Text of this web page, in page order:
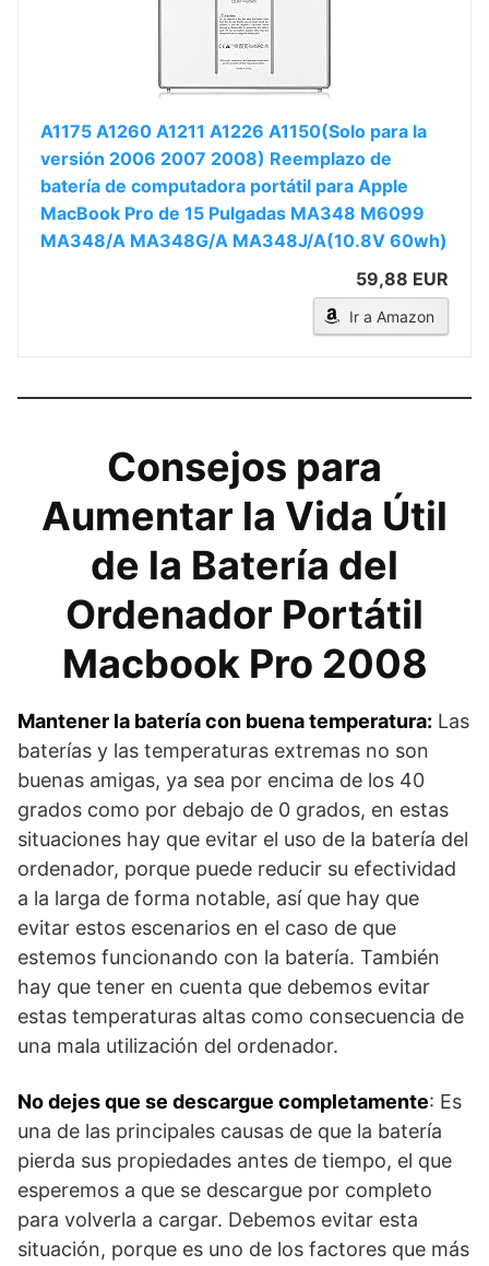
A1175 A1260 A1211 A1226 A1150(Solo para la
versión 2006 2007 2008) Reemplazo de
batería de computadora portátil para Apple
MacBook Pro de 15 Pulgadas MA348 M6099
MA348/A MA348G/A MA348J/A(10.8V 60wh)
59,88 EUR
Ir a Amazon
Consejos para
Aumentar la Vida Útil
de la Batería del
Ordenador Portátil
Macbook Pro 2008
Mantener la batería con buena temperatura: Las
baterías y las temperaturas extremas no son
buenas amigas, ya sea por encima de los 40
grados como por debajo de 0 grados, en estas
situaciones hay que evitar el uso de la batería del
ordenador, porque puede reducir su efectividad
a la larga de forma notable, así que hay que
evitar estos escenarios en el caso de que
estemos funcionando con la batería. También
hay que tener en cuenta que debemos evitar
estas temperaturas altas como consecuencia de
una mala utilización del ordenador.
No dejes que se descargue completamente: Es
una de las principales causas de que la batería
pierda sus propiedades antes de tiempo, el que
esperemos a que se descargue por completo
para volverla a cargar. Debemos evitar esta
situación, porque es uno de los factores que más